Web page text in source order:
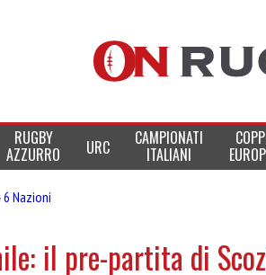
RUGBY
AZZURRO URC CAMPIONATI
ITALIANI
6 Nazioni
il pre-partita di